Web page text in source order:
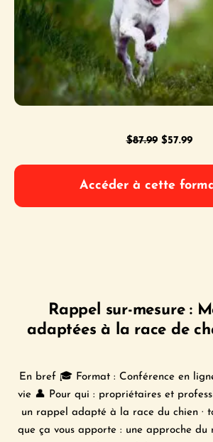
$87.99 Le
était :
$87.99.
$57.99Le
est :
Accéder à cette
Rappel sur-mesure :
adaptées à la race de
En bref 🎓 Format : Conférence en
vie 👤 Pour qui : propriétaires et
un rappel adapté à la race du chien ·
que ça vous apporte : une approche